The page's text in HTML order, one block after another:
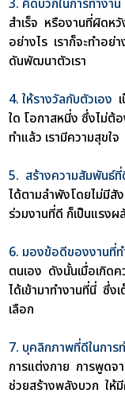
3. คิดบวกในการทำงาน
สำเร็จ หรืองานที่ผิดหวั
อย่างไร เราก็จะทำอย่
ดันพัฒนาตัวเรา
4. ให้รางวัลกับตัวเอง
ใด โอกาสหนี่ง ซึ่งไม่ต้
ทำแล้ว เรามีความสุขใจ
5. สร้างความสัมพันธ์ที่
ได้ตามลำพังโดยไม่มีสั
ร่วมงานที่ดี ก็เป็นแรงผ
6. มองข้อดีของงานที่ท
ตนเอง ดังนั้นเมื่อเกิดค
ได้เข้ามาทำงานที่นี่ ซึ่ง
เลือก
7. บุคลิกภาพที่ดีในการ
การแต่งกาย การพูดจา
ช่วยสร้างพลังบวก ให้